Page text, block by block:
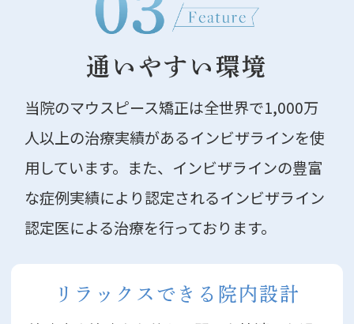
通いやすい環境
当院のマウスピース矯正は全世界で1,000万
人以上の治療実績があるインビザラインを使
用しています。また、インビザラインの豊富
な症例実績により認定されるインビザライン
認定医による治療を行っております。
リラックスできる院内設計